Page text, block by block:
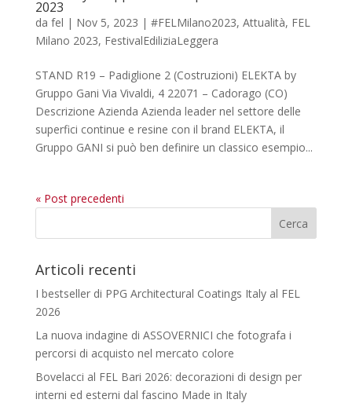
2023
da fel | Nov 5, 2023 | #FELMilano2023, Attualità, FEL
Milano 2023, FestivalEdiliziaLeggera
STAND R19 – Padiglione 2 (Costruzioni) ELEKTA by
Gruppo Gani Via Vivaldi, 4 22071 – Cadorago (CO)
Descrizione Azienda Azienda leader nel settore delle
superfici continue e resine con il brand ELEKTA, il
Gruppo GANI si può ben definire un classico esempio...
« Post precedenti
Articoli recenti
I bestseller di PPG Architectural Coatings Italy al FEL
2026
La nuova indagine di ASSOVERNICI che fotografa i
percorsi di acquisto nel mercato colore
Bovelacci al FEL Bari 2026: decorazioni di design per
interni ed esterni dal fascino Made in Italy